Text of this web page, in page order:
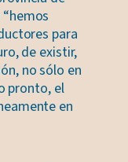
para
de existir,
no sólo en
pronto, el
en